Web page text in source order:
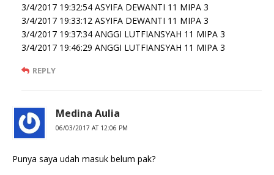
3/4/2017 19:32:54 ASYIFA DEWANTI 11 MIPA 3
3/4/2017 19:33:12 ASYIFA DEWANTI 11 MIPA 3
3/4/2017 19:37:34 ANGGI LUTFIANSYAH 11 MIPA 3
3/4/2017 19:46:29 ANGGI LUTFIANSYAH 11 MIPA 3
REPLY
Medina Aulia
06/03/2017 AT 12:06 PM
Punya saya udah masuk belum pak?